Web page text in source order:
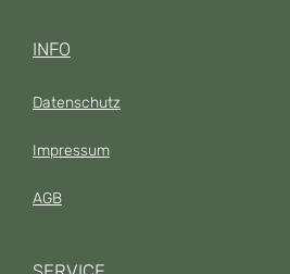
INFO
Datenschutz
Impressum
AGB